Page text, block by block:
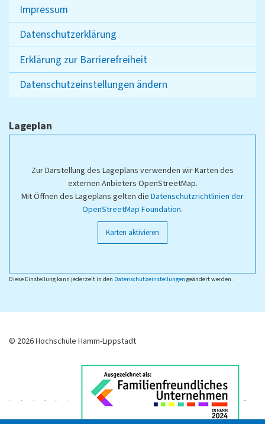
Impressum
Datenschutzerklärung
Erklärung zur Barrierefreiheit
Datenschutzeinstellungen ändern
Lageplan
Zur Darstellung des Lageplans verwenden wir Karten des
externen Anbieters OpenStreetMap.
Mit Öffnen des Lageplans gelten die Datenschutzrichtlinien der
OpenStreetMap Foundation.
Karten aktivieren
Diese Einstellung kann jederzeit in den Datenschutzeinstellungen geändert werden.
© 2026 Hochschule Hamm-Lippstadt